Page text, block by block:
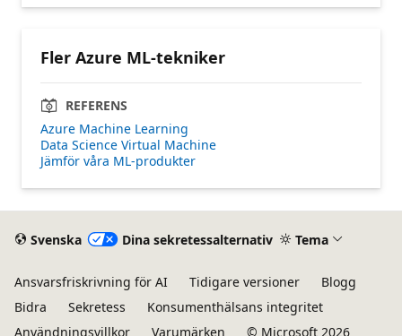
Fler Azure ML-tekniker
REFERENS
Azure Machine Learning
Data Science Virtual Machine
Jämför våra ML-produkter
Svenska Dina sekretessalternativ Tema
Ansvarsfriskrivning för AI Tidigare versioner
Blogg
Bidra
Sekretess
Konsumenthälsans integritet
Användningsvillkor
Varumärken © Microsoft 2026